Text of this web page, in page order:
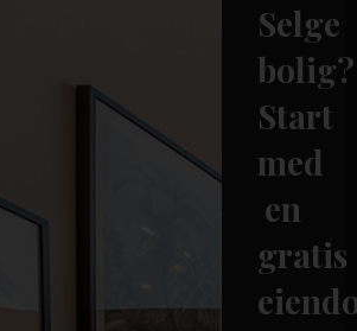
Selge
bolig?
Start
med
en
gratis